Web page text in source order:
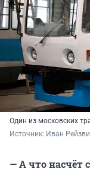
Один из московских
Источник: Иван
— А что насчёт